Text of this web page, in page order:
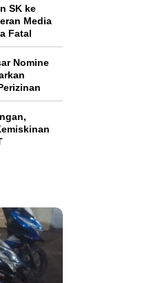
SK ke
Media
Fatal
Nomine